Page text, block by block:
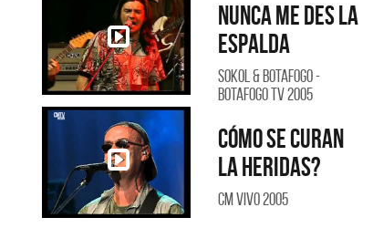
Nunca me des la
espalda
Sokol & Botafogo -
Botafogo TV 2005
Cómo se curan
la heridas?
CM Vivo 2005
VOS - SINGLE YO SOY - SINGLE